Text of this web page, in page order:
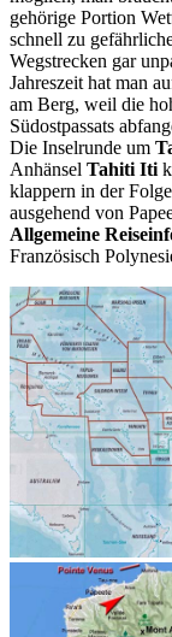
gehörige Portion
schnell zu
Wegstrecken gar
Jahreszeit hat man
am Berg, weil die
Südostpassats
Die Inselrunde um
Anhänsel Tahiti Iti
klappern in der
ausgehend von
Allgemeine
Französisch